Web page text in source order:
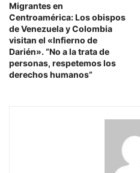
Migrantes en
Centroamérica: Los obispos
de Venezuela y Colombia
visitan el «Infierno de
Darién». “No a la trata de
personas, respetemos los
derechos humanos”